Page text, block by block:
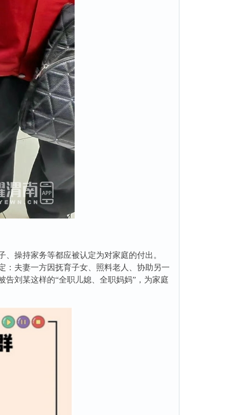
操持家务等都应被认定为对家庭的付出。
：夫妻一方因抚育子女、照料老人、协助另一
刘某这样的“全职儿媳、全职妈妈”，为家庭